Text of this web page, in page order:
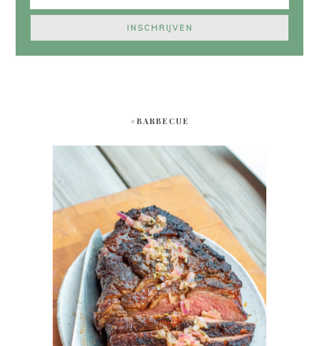
#BARBECUE